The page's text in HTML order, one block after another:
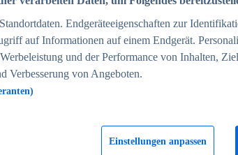
Endgeräteeigenschaften zur
auf Informationen auf einem Endgerät.
und der Performance von Inhalten,
Verbesserung von Angeboten.
Einstellungen anpassen